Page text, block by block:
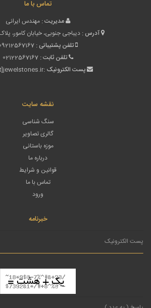
تماس با ما
مدیریت : مهندس ایرانی
آدرس : دیباجی جنوبی، خیابان کامور، پلاک ۱۴۰
تلفن پشتیبانی :
تلفن ثابت : 02122567167
پست الکترونیک :
نقشه سایت
سنگ شناسی
گالری تصاویر
موزه باستانی
درباره ما
قوانین و شرایط
تماس با ما
ورود
خبرنامه